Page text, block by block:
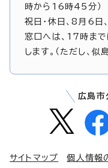
時から16時45分）
祝日・休日、8月6
窓口へは、17時ま
します。（ただし、
広島市
サイトマップ 個人情報